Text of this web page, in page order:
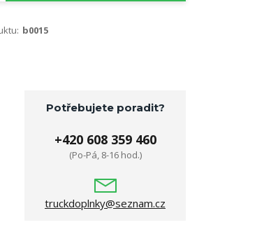
b0015
Potřebujete poradit?
+420 608 359 460
(Po-Pá, 8-16 hod.)
truckdoplnky@seznam.cz